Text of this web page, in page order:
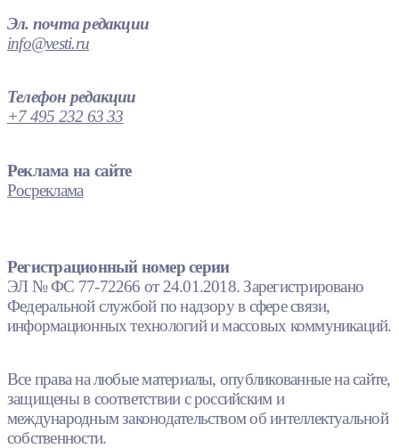
Эл. почта редакции
info@vesti.ru
Телефон редакции
+7 495 232 63 33
Реклама на сайте
Росреклама
Регистрационный номер серии
ЭЛ № ФС 77-72266 от 24.01.2018. Зарегистрировано
Федеральной службой по надзору в сфере связи,
информационных технологий и массовых коммуникаций.
Все права на любые материалы, опубликованные на сайте,
защищены в соответствии с российским и
международным законодательством об интеллектуальной
собственности.